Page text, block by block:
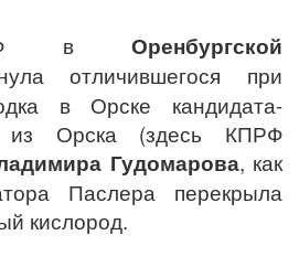
в Оренбургской
отличившегося при
в Орске кандидата-
из Орска (здесь КПРФ
Гудомарова, как
Паслера перекрыла
кислород.